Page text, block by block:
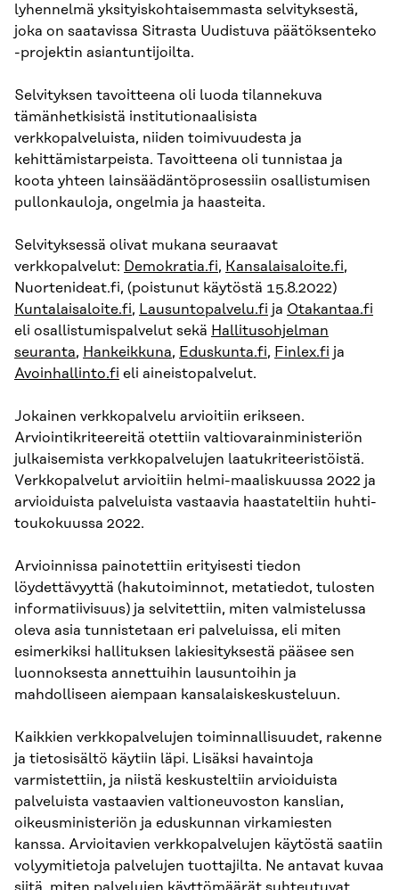
lyhennelmä yksityiskohtaisemmasta selvityksestä,
joka on saatavissa Sitrasta Uudistuva päätöksenteko
-projektin asiantuntijoilta.
Selvityksen tavoitteena oli luoda tilannekuva
tämänhetkisistä institutionaalisista
verkkopalveluista, niiden toimivuudesta ja
kehittämistarpeista. Tavoitteena oli tunnistaa ja
koota yhteen lainsäädäntöprosessiin osallistumisen
pullonkauloja, ongelmia ja haasteita.
Selvityksessä olivat mukana seuraavat
verkkopalvelut: Demokratia.fi, Kansalaisaloite.fi,
Nuortenideat.fi, (poistunut käytöstä 15.8.2022)
Kuntalaisaloite.fi, Lausuntopalvelu.fi ja Otakantaa.fi
eli osallistumispalvelut sekä Hallitusohjelman
seuranta, Hankeikkuna, Eduskunta.fi, Finlex.fi ja
Avoinhallinto.fi eli aineistopalvelut.
Jokainen verkkopalvelu arvioitiin erikseen.
Arviointikriteereitä otettiin valtiovarainministeriön
julkaisemista verkkopalvelujen laatukriteeristöistä.
Verkkopalvelut arvioitiin helmi-maaliskuussa 2022 ja
arvioiduista palveluista vastaavia haastateltiin huhti-
toukokuussa 2022.
Arvioinnissa painotettiin erityisesti tiedon
löydettävyyttä (hakutoiminnot, metatiedot, tulosten
informatiivisuus) ja selvitettiin, miten valmistelussa
oleva asia tunnistetaan eri palveluissa, eli miten
esimerkiksi hallituksen lakiesityksestä pääsee sen
luonnoksesta annettuihin lausuntoihin ja
mahdolliseen aiempaan kansalaiskeskusteluun.
Kaikkien verkkopalvelujen toiminnallisuudet, rakenne
ja tietosisältö käytiin läpi. Lisäksi havaintoja
varmistettiin, ja niistä keskusteltiin arvioiduista
palveluista vastaavien valtioneuvoston kanslian,
oikeusministeriön ja eduskunnan virkamiesten
kanssa. Arvioitavien verkkopalvelujen käytöstä saatiin
volyymitietoja palvelujen tuottajilta. Ne antavat kuvaa